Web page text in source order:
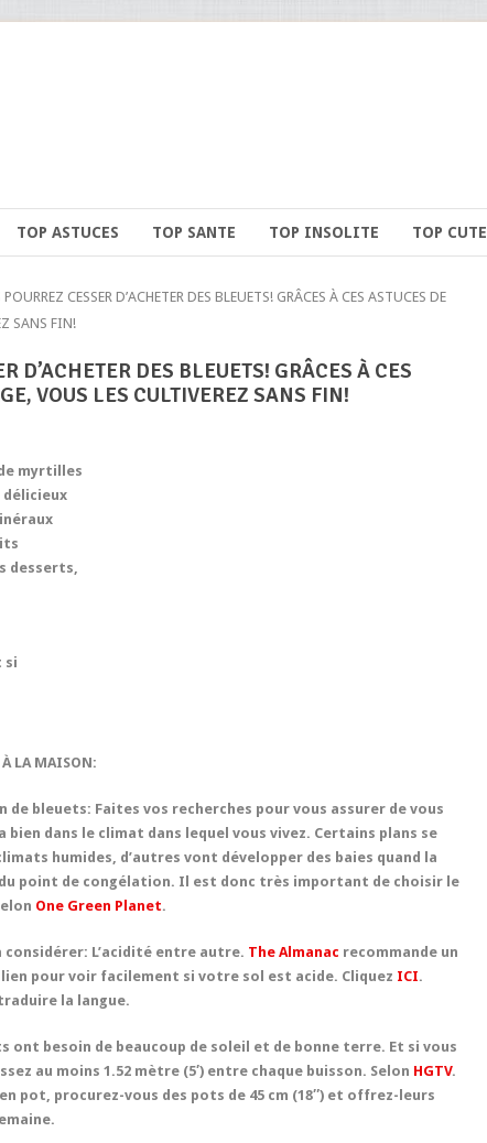
TOP ASTUCES TOP SANTE TOP INSOLITE TOP CUTE
CESSER D’ACHETER DES BLEUETS! GRÂCES À CES ASTUCES DE
SANS FIN!
D’ACHETER DES BLEUETS! GRÂCES À CES
VOUS LES CULTIVEREZ SANS FIN!
myrtilles
desserts,
si
À LA MAISON:
de bleuets: Faites vos recherches pour vous assurer de vous
bien dans le climat dans lequel vous vivez. Certains plans se
humides, d’autres vont développer des baies quand la
point de congélation. Il est donc très important de choisir le
One Green Planet.
considérer: L’acidité entre autre. The Almanac recommande un
lien pour voir facilement si votre sol est acide. Cliquez ICI.
la langue.
ont besoin de beaucoup de soleil et de bonne terre. Et si vous
au moins 1.52 mètre (5′) entre chaque buisson. Selon HGTV.
pot, procurez-vous des pots de 45 cm (18″) et offrez-leurs